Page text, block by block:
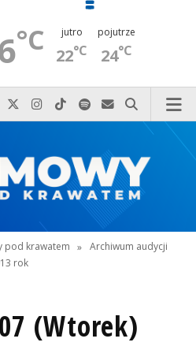
°C jutro
22°C
pojutrze
24°C
po prostu do nas zadzwoń
Odwiedź nas na Facebook-u
Odwiedź nas na X
Odwiedź nas na Instagram-ie
Odwiedź nas na TikTok-u
Szukaj nas na Spotify
Wyślij do nas
Szukaj
pod krawatem » Archiwum audycji
rok
(Wtorek)